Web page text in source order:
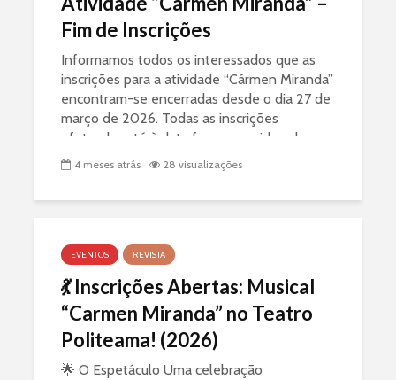
Fim de Inscrições
Informamos todos os interessados que as
inscrições para a atividade “Cármen Miranda”
encontram-se encerradas desde o dia 27 de
março de 2026. Todas as inscrições
efetuadas até à data foram consideradas...
4 meses atrás 28 visualizações
EVENTOS REVISTA
💃 Inscrições Abertas: Musical
“Carmen Miranda” no Teatro
Politeama! (2026)
🌟 O Espetáculo Uma celebração